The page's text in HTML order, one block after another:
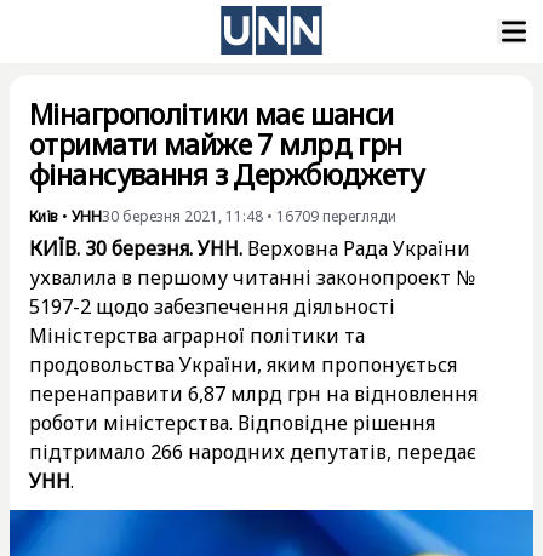
Мінагрополітики має шанси
отримати майже 7 млрд грн
фінансування з Держбюджету
Київ • УНН30 березня 2021, 11:48 • 16709 перегляди
КИЇВ. 30 березня. УНН. Верховна Рада України
ухвалила в першому читанні законопроект №
5197-2 щодо забезпечення діяльності
Міністерства аграрної політики та
продовольства України, яким пропонується
перенаправити 6,87 млрд грн на відновлення
роботи міністерства. Відповідне рішення
підтримало 266 народних депутатів, передає
УНН.